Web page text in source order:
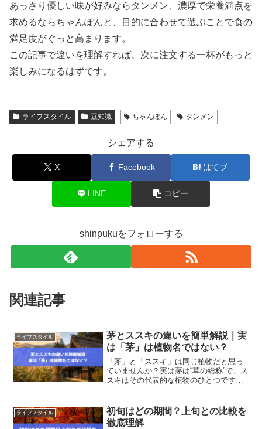
あっさり優しい味が好みならタンメン、濃厚で栄養満点を
求めるならちゃんぽんと、目的に合わせて選ぶことで食の
満足度がぐっと高まります。
この記事で違いを理解すれば、次に注文する一杯がもっと
楽しみになるはずです。
ライフスタイル 豆知識 ちゃんぽん タンメン
シェアする
X Facebook はてブ
LINE コピー
shinpukuをフォローする
関連記事
ライフスタイル
茅とススキの違いを簡単解説｜実
は「茅」は植物名ではない？
「茅」と「ススキ」は同じ植物だと思っ
ていませんか？実は茅は“草の総称”で、ス
スキはその代表的な植物のひとつです。
の関係、見分け方まで初心者向けに紹介
します。
ライフスタイル
初旬はどの期間？上旬との比較を
徹底理解